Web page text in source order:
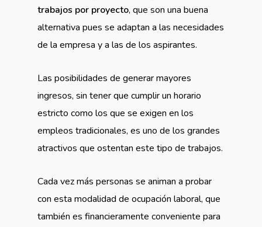
trabajos por proyecto, que son una buena
alternativa pues se adaptan a las necesidades
de la empresa y a las de los aspirantes.
Las posibilidades de generar mayores
ingresos, sin tener que cumplir un horario
estricto como los que se exigen en los
empleos tradicionales, es uno de los grandes
atractivos que ostentan este tipo de trabajos.
Cada vez más personas se animan a probar
con esta modalidad de ocupación laboral, que
también es financieramente conveniente para